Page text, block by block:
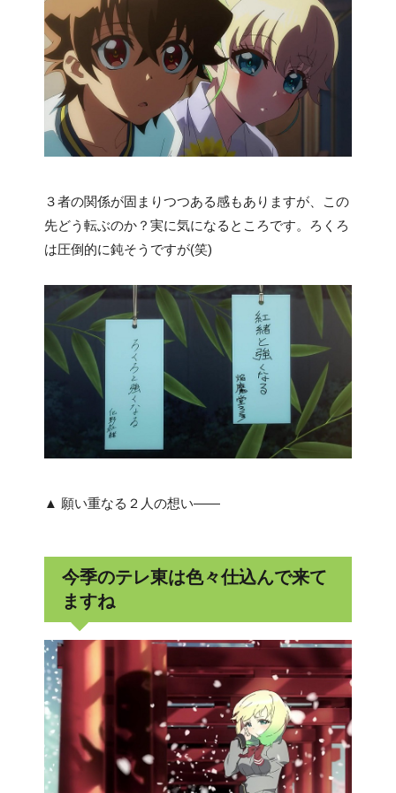
３者の関係が固まりつつある感もありますが、この
先どう転ぶのか？実に気になるところです。ろくろ
は圧倒的に鈍そうですが(笑)
▲ 願い重なる２人の想い――
今季のテレ東は色々仕込んで来て
ますね